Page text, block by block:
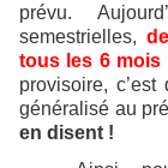
prévu.
semestrielles,
tous les 6 mois
provisoire,
généralisé au
en disent !